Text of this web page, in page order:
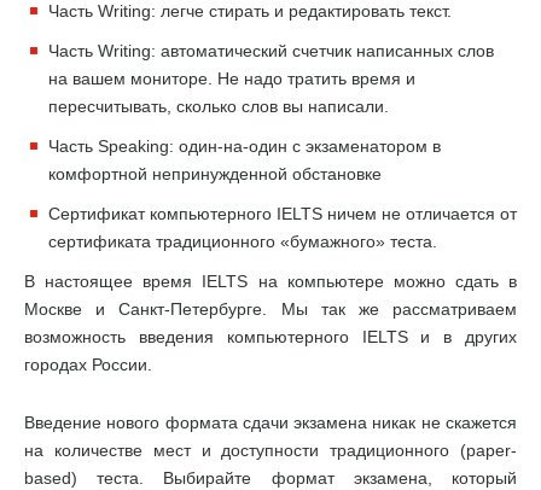
Часть Writing: легче стирать и редактировать текст.
Часть Writing: автоматический счетчик написанных слов
на вашем мониторе. Не надо тратить время и
пересчитывать, сколько слов вы написали.
Часть Speaking: один-на-один с экзаменатором в
комфортной непринужденной обстановке
Сертификат компьютерного IELTS ничем не отличается от
сертификата традиционного «бумажного» теста.
В настоящее время IELTS на компьютере можно сдать в
Москве и Санкт-Петербурге. Мы так же рассматриваем
возможность введения компьютерного IELTS и в других
городах России.
Введение нового формата сдачи экзамена никак не скажется
на количестве мест и доступности традиционного (paper-
based) теста. Выбирайте формат экзамена, который